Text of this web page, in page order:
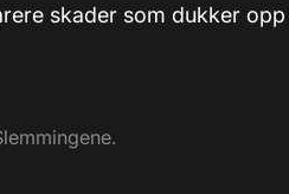
skader som dukker